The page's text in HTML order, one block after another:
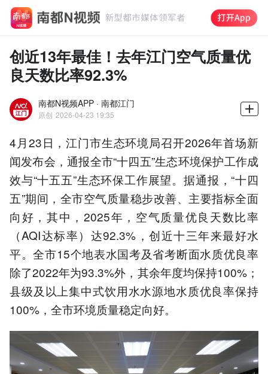
创近13年最佳！去年江门空气质量优
良天数比率92.3%
南都N视频APP · 南都江门
原创 2026-04-23 19:35
4月23日，江门市生态环境局召开2026年首场新
闻发布会，通报全市“十四五”生态环境保护工作成
效与“十五五”生态环保工作展望。据通报，“十四
五”期间，全市空气质量稳步改善、主要指标全面
向好，其中，2025年，空气质量优良天数比率
（AQI达标率）达92.3%，创近十三年来最好水
平。全市15个地表水国考及省考断面水质优良率
除了2022年为93.3%外，其余年度均保持100%；
县级及以上集中式饮用水水源地水质优良率保持
100%，全市环境质量稳定向好。